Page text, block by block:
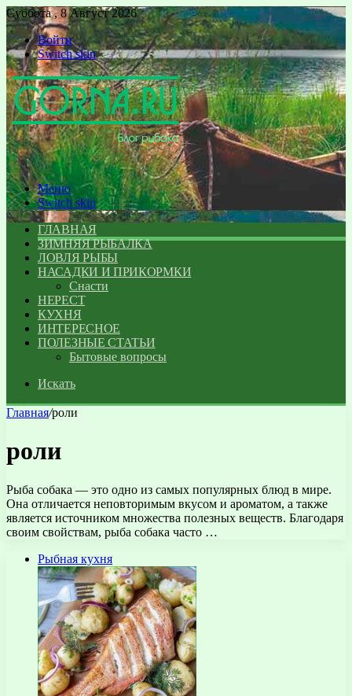
Суббота , 8 Август 2026
Войти
Switch skin
Меню
Switch skin
ГЛАВНАЯ
ЗИМНЯЯ РЫБАЛКА
ЛОВЛЯ РЫБЫ
НАСАДКИ И ПРИКОРМКИ
Снасти
НЕРЕСТ
КУХНЯ
ИНТЕРЕСНОЕ
ПОЛЕЗНЫЕ СТАТЬИ
Бытовые вопросы
Искать
Главная/роли
роли
Рыба собака — это одно из самых популярных блюд в мире.
Она отличается неповторимым вкусом и ароматом, а также
является источником множества полезных веществ. Благодаря
своим свойствам, рыба собака часто …
Рыбная кухня